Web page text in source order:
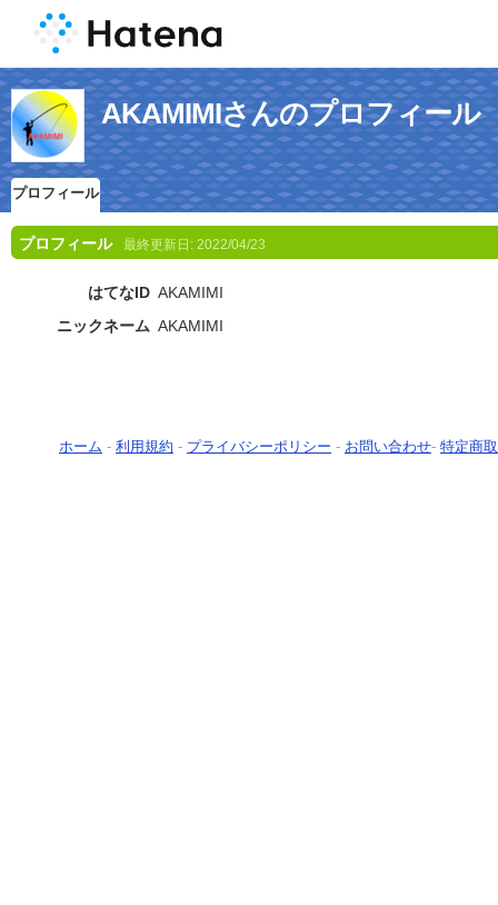
AKAMIMIさんのプロフィール
プロフィール
プロフィール 最終更新日: 2022/04/23
はてなID AKAMIMI
ニックネーム AKAMIMI
ホーム - 利用規約 - プライバシーポリシー - お問い合わせ- 特定商